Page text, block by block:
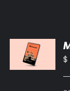
AL
CARRITO
/
$